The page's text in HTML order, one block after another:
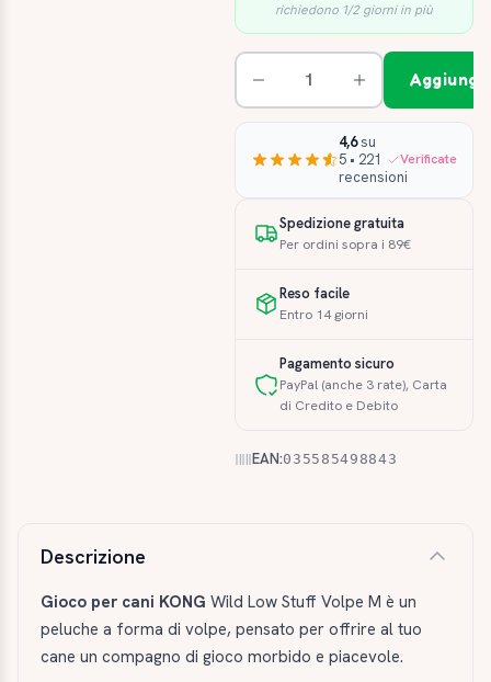
richiedono 1/2 giorni in più
4,6su
5 • 221
recensioni
Verificate
Spedizione gratuita
Per ordini sopra i 89€
Reso facile
Entro 14 giorni
Pagamento sicuro
PayPal (anche 3 rate), Carta
di Credito e Debito
EAN:035585498843
Descrizione
Gioco per cani KONG Wild Low Stuff Volpe M è un
peluche a forma di volpe, pensato per offrire al tuo
cane un compagno di gioco morbido e piacevole.